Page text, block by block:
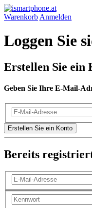
Warenkorb Anmelden
Loggen Sie
Erstellen Sie ein
Geben Sie Ihre E-Mail-
Erstellen Sie ein Konto
Bereits